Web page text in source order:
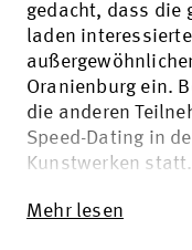
gedacht, dass die
laden interessierte
Oranienburg ein.
die anderen
Speed-Dating in
Kunstwerken
Mehr lesen